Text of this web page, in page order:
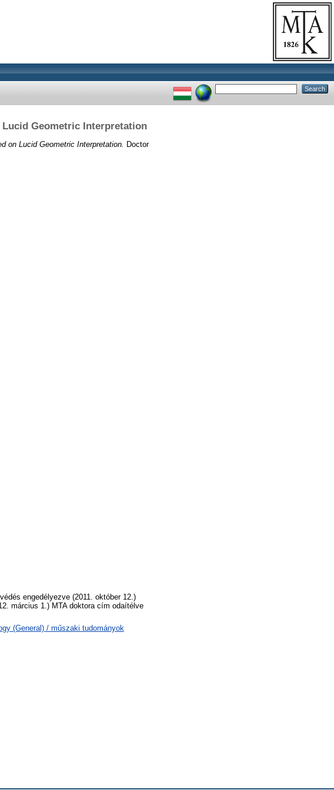
Geometric Interpretation
on Lucid Geometric Interpretation.
Doctor
engedélyezve (2011. október 12.)
március 1.) MTA doktora cím odaítélve
(General) / műszaki tudományok